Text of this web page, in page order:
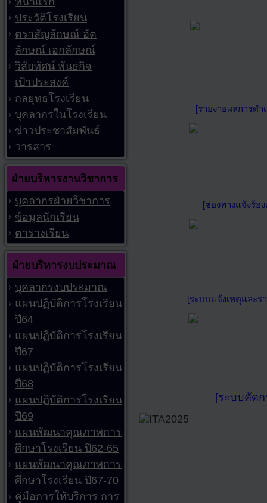
ประวัติโรงเรียน
ตราสัญลักษณ์ อัต
ลักษณ์ เอกลักษณ์
วิสัยทัศน์ พันธกิจ
เป้าประสงค์
กลยุทธโรงเรียน
บุคลากรในโรงเรียน
ข่าวประชาสัมพันธ์
วารสาร
ฝ่ายบริหารงานวิชาการ
บุคลากรฝ่ายวิชาการ
ข้อมูลนักเรียน
ตารางเรียน
ฝ่ายบริหารงบประมาณ
บุคลากรงบประมาณ
แผนปฏิบัติการโรงเรียน
ปี64
แผนปฏิบัติการโรงเรียน
ปี67
แผนปฏิบัติการโรงเรียน
ปี68
แผนปฏิบัติการโรงเรียน
ปี69
แผนพัฒนาคุณภาพการ
ศึกษาโรงเรียน ปี62-65
แผนพัฒนาคุณภาพการ
ศึกษาโรงเรียน ปี67-70
คู่มือการให้บริการ การ
[รายงายผลการด
[ช่องทางแจ้งร้อ
[ระบบแจ้งเหตุและ
[ระบบคัด